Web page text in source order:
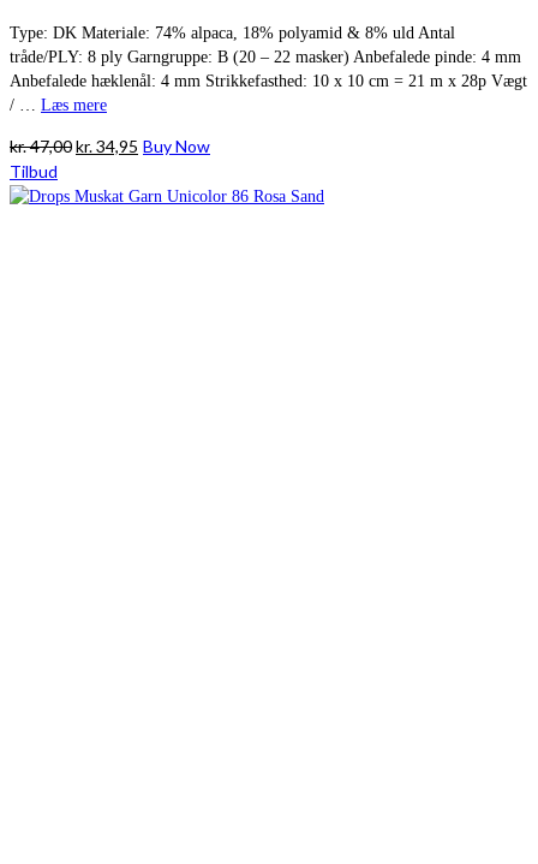
Type: DK Materiale: 74% alpaca, 18% polyamid & 8% uld Antal
tråde/PLY: 8 ply Garngruppe: B (20 – 22 masker) Anbefalede pinde: 4 mm
Anbefalede hæklenål: 4 mm Strikkefasthed: 10 x 10 cm = 21 m x 28p Vægt
/ … Læs mere
kr.47,00Den
pris
kr.34,95 Den
pris
Buy Now
Tilbud